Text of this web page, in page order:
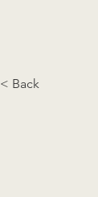
< Back